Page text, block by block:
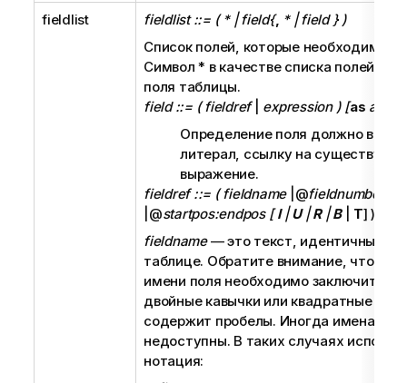
fieldlist fieldlist ::= ( * | field{, * | field } )
Список полей, которые необходимо
Символ* в качестве списка полей
поля таблицы.
field ::= ( fieldref| expression ) [as
Определение поля должно
литерал, ссылку на
выражение.
fieldref ::= ( fieldname|@fieldnumber
|@startpos:endpos [I|U|R|B| T] )
fieldname— это текст, идентичный
таблице. Обратите внимание, что для
имени поля необходимо заключить
двойные кавычки или квадратные
содержит пробелы. Иногда имена
недоступны. В таких случаях
нотация: